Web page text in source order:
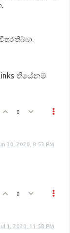
තිබ්බා.
තියේනම්
0
30, 2020, 8:53 PM
0
1, 2020, 11:58 PM